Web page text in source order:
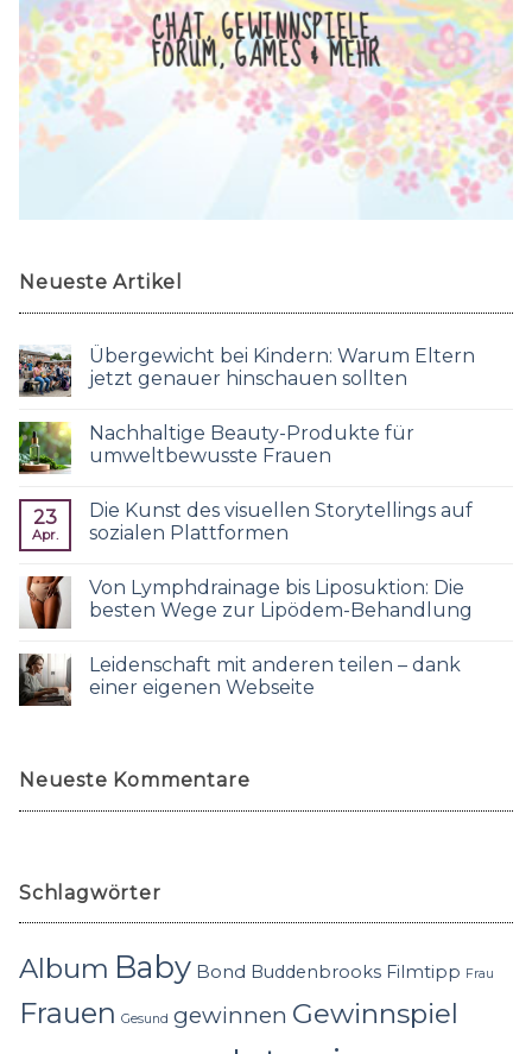
CHAT, GEWINNSPIELE,
FORUM, GAMES & MEHR
Neueste Artikel
Übergewicht bei Kindern: Warum Eltern
jetzt genauer hinschauen sollten
Nachhaltige Beauty-Produkte für
umweltbewusste Frauen
23
Apr.
Die Kunst des visuellen Storytellings auf
sozialen Plattformen
Von Lymphdrainage bis Liposuktion: Die
besten Wege zur Lipödem-Behandlung
Leidenschaft mit anderen teilen – dank
einer eigenen Webseite
Neueste Kommentare
Schlagwörter
Album Baby Bond Buddenbrooks Filmtipp Frau
Frauen Gesund gewinnen Gewinnspiel